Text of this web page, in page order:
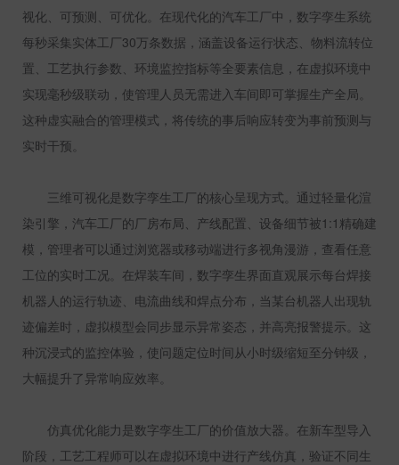
视化、可预测、可优化。在现代化的汽车工厂中，数字孪生系统
每秒采集实体工厂30 万条数据，涵盖设备运行状态、物料流转位
置、工艺执行参数、环境监控指标等全要素信息，在虚拟环境中
实现毫秒级联动，使管理人员无需进入车间即可掌握生产全局。
这种虚实融合的管理模式，将传统的事后响应转变为事前预测与
实时干预。
三维可视化是数字孪生工厂的核心呈现方式。通过轻量化渲
染引擎，汽车工厂的厂房布局、产线配置、设备细节被1:1精确建
模，管理者可以通过浏览器或移动端进行多视角漫游，查看任意
工位的实时工况。在焊装车间，数字孪生界面直观展示每台焊接
机器人的运行轨迹、电流曲线和焊点分布，当某台机器人出现轨
迹偏差时，虚拟模型会同步显示异常姿态，并高亮报警提示。这
种沉浸式的监控体验，使问题定位时间从小时级缩短至分钟级，
大幅提升了异常响应效率。
仿真优化能力是数字孪生工厂的价值放大器。在新车型导入
阶段，工艺工程师可以在虚拟环境中进行产线仿真，验证不同生